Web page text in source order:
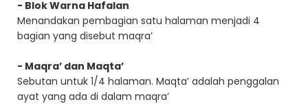
- Blok Warna Hafalan
Menandakan pembagian satu halaman menjadi 4
bagian yang disebut maqra’
- Maqra’ dan Maqta’
Sebutan untuk 1/4 halaman. Maqta’ adalah penggalan
ayat yang ada di dalam maqra’